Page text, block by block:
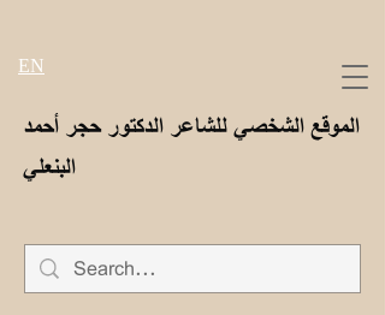
الموقع الشخصي للشاعر الدكتور حجر أحمد
البنعلي
EN